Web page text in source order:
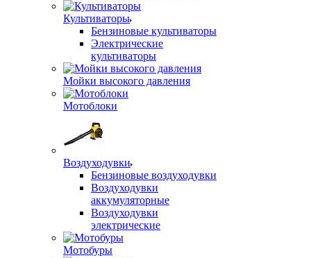
Культиваторы
Бензиновые культиваторы
Электрические
культиваторы
Мойки высокого давления
Мотоблоки
Воздуходувки
Бензиновые воздуходувки
Воздуходувки
аккумуляторные
Воздуходувки
электрические
Мотобуры